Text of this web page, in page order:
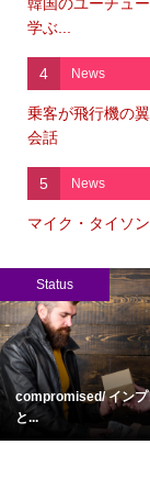
学ぶ...
4 News
乗客が飛行機の
会話
5 News
マイク・タイソ
Status
compromised/ インプ
と...